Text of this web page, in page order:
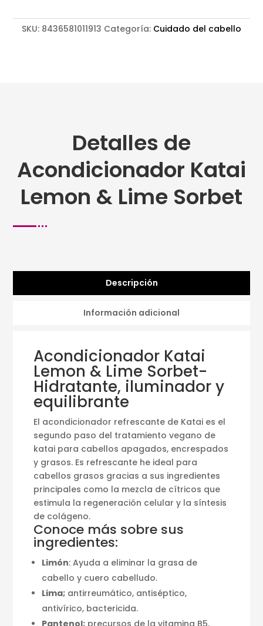
SKU: 8436581011913 Categoría: Cuidado del cabello
Detalles de
Acondicionador Katai
Lemon & Lime Sorbet
Descripción
Información adicional
Acondicionador Katai
Lemon & Lime Sorbet-
Hidratante, iluminador y
equilibrante
El acondicionador refrescante de Katai es el
segundo paso del tratamiento vegano de
katai para cabellos apagados, encrespados
y grasos. Es refrescante he ideal para
cabellos grasos gracias a sus ingredientes
principales como la mezcla de cítricos que
estimula la regeneración celular y la síntesis
de colágeno.
Conoce más sobre sus
ingredientes:
Limón: Ayuda a eliminar la grasa de
cabello y cuero cabelludo.
Lima; antirreumático, antiséptico,
antivírico, bactericida.
Pantenol; precursos de la vitamina B5,